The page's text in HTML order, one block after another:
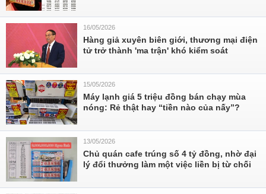
16/05/2026
Hàng giả xuyên biên giới, thương mại điện
tử trở thành 'ma trận' khó kiểm soát
15/05/2026
Máy lạnh giá 5 triệu đồng bán chạy mùa
nóng: Rẻ thật hay “tiền nào của nấy”?
13/05/2026
Chủ quán cafe trúng số 4 tỷ đồng, nhờ đại
lý đổi thưởng làm một việc liền bị từ chối